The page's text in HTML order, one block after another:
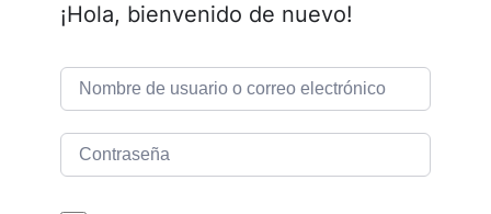
¡Hola, bienvenido de nuevo!